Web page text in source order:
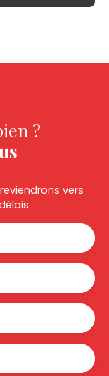
?
vers